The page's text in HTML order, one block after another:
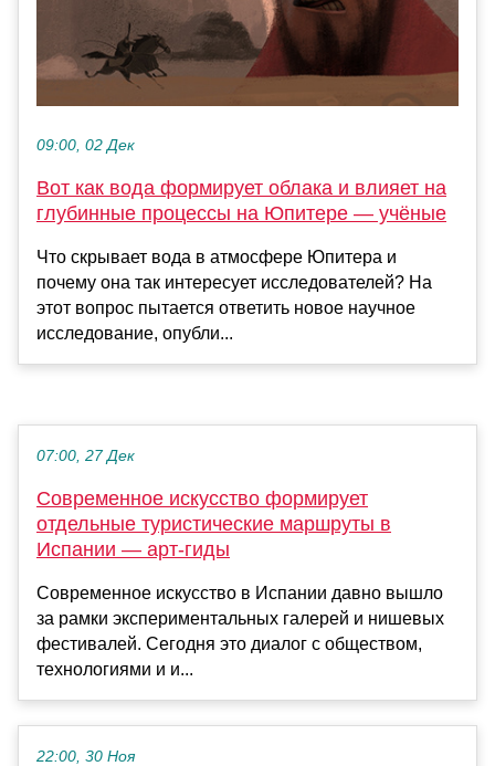
09:00, 02 Дек
Вот как вода формирует облака и влияет на
глубинные процессы на Юпитере — учёные
Что скрывает вода в атмосфере Юпитера и
почему она так интересует исследователей? На
этот вопрос пытается ответить новое научное
исследование, опубли...
07:00, 27 Дек
Современное искусство формирует
отдельные туристические маршруты в
Испании — арт-гиды
Современное искусство в Испании давно вышло
за рамки экспериментальных галерей и нишевых
фестивалей. Сегодня это диалог с обществом,
технологиями и и...
22:00, 30 Ноя